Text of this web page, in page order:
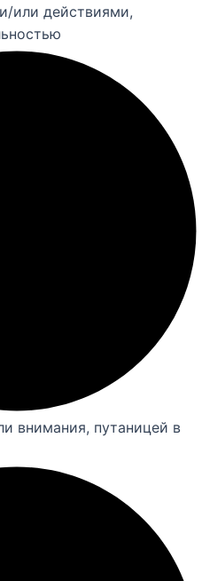
или действиями,
внимания, путаницей в